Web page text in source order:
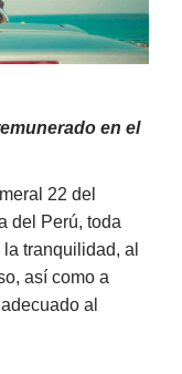
en el
22 del
del Perú, toda
tranquilidad, al
así como a
al